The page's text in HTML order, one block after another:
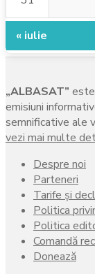
« iulie
„ALBASAT”
emisiuni
semnificative ale
vezi mai multe
Despre noi
Parteneri
Tarife și
Politica
Politica
Comandă
Donează